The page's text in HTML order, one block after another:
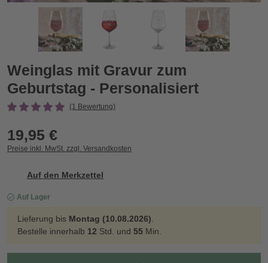
Weinglas mit Gravur zum Geburtstag - Personalisiert
Zurück
Weinglas mit Gravur zum
Geburtstag - Personalisiert
(1 Bewertung)
19,95 €
Preise inkl. MwSt. zzgl. Versandkosten
Auf den Merkzettel
Auf Lager
Lieferung bis Montag (10.08.2026).
Bestelle innerhalb 12 Std. und 55 Min.